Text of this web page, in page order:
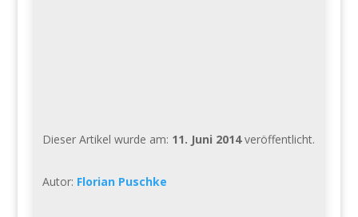
Dieser Artikel wurde am: 11. Juni 2014veröffentlicht.
Autor: Florian Puschke